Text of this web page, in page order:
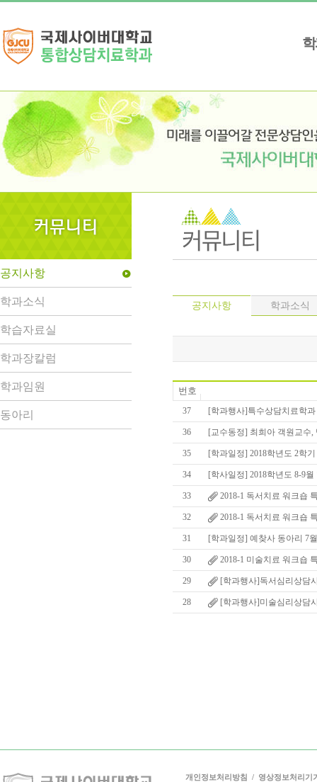
공지사항 play_circle
학과소식
학습자료실
학과장칼럼
학과임원
동아리
공지사항 학과소식
번호
37 [학과행사]특수상담치료학
36 [교수동정] 최희아 객원교수
35 [학과일정] 2018학년도 2학
34 [학사일정] 2018학년도 8-9
33 2018-1 독서치료 워크숍
32 2018-1 독서치료 워크숍
31 [학과일정] 예찾사 동아리 7
30 2018-1 미술치료 워크숍
29 [학과행사]독서심리상담
28 [학과행사]미술심리상담
개인정보처리방침 / 영상정보처리기